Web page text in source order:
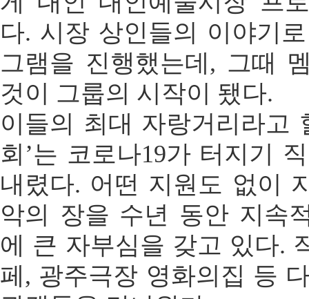
다. 시장 상인들의 이야기
그램을 진행했는데, 그때
것이 그룹의 시작이 됐다.
이들의 최대 자랑거리라고
회’는 코로나19가 터지기
내렸다. 어떤 지원도 없이
악의 장을 수년 동안 지속
에 큰 자부심을 갖고 있다.
페, 광주극장 영화의집 등